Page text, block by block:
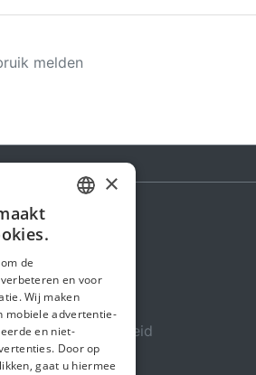
melden
& Betrouwbaarheid
voorwaarden
ENGLISH
×
de
en voor
Wij maken
mobiele advertentie-
en niet-
Door op
gaat u hiermee